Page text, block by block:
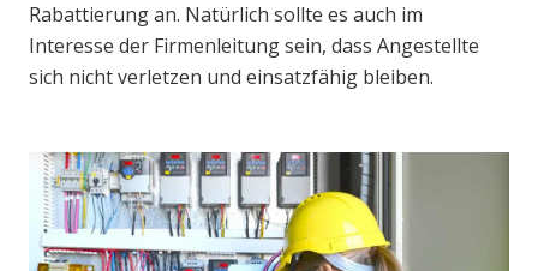
Rabattierung an. Natürlich sollte es auch im
Interesse der Firmenleitung sein, dass Angestellte
sich nicht verletzen und einsatzfähig bleiben.